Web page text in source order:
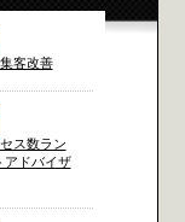
客改善
ス数ラン
アドバイザ